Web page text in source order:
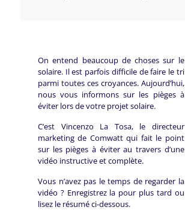
On entend beaucoup de choses sur le
solaire. Il est parfois difficile de faire le tri
parmi toutes ces croyances. Aujourd’hui,
nous vous informons sur les pièges à
éviter lors de votre projet solaire.
C’est Vincenzo La Tosa, le directeur
marketing de Comwatt qui fait le point
sur les pièges à éviter au travers d’une
vidéo instructive et complète.
Vous n’avez pas le temps de regarder la
vidéo ? Enregistrez la pour plus tard ou
lisez le résumé ci-dessous.